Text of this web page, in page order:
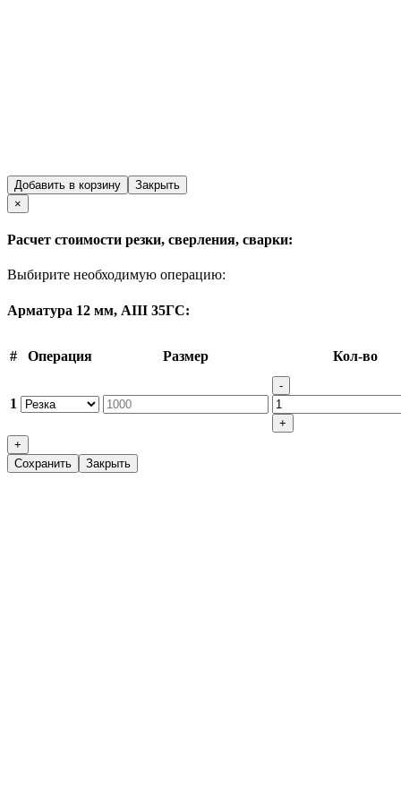
Добавить в корзину
Закрыть
×
Расчет стоимости резки, сверления, сварки:
Выбирите необходимую операцию:
Арматура 12 мм, АIII 35ГС:
# Операция Размер Кол-во
1
-
+
+
Сохранить
Закрыть